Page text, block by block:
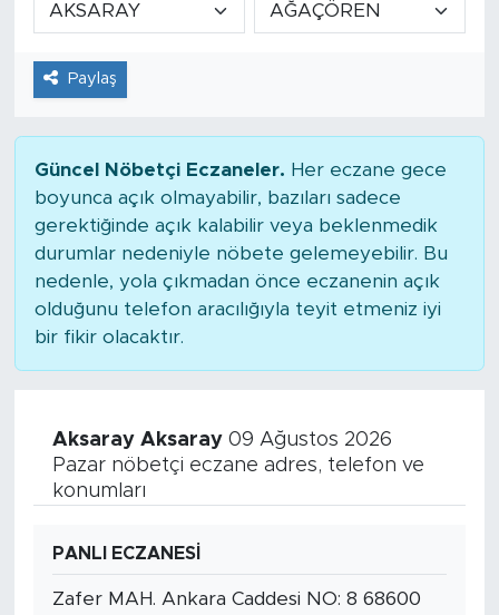
Paylaş
Güncel Nöbetçi Eczaneler. Her eczane gece
boyunca açık olmayabilir, bazıları sadece
gerektiğinde açık kalabilir veya beklenmedik
durumlar nedeniyle nöbete gelemeyebilir. Bu
nedenle, yola çıkmadan önce eczanenin açık
olduğunu telefon aracılığıyla teyit etmeniz iyi
bir fikir olacaktır.
Aksaray Aksaray09 Ağustos 2026
Pazar nöbetçi eczane adres, telefon ve
konumları
PANLI ECZANESİ
Zafer MAH. Ankara Caddesi NO: 8 68600
Tarihçe
Resmi İlanlar
Foto Şaka
Politika